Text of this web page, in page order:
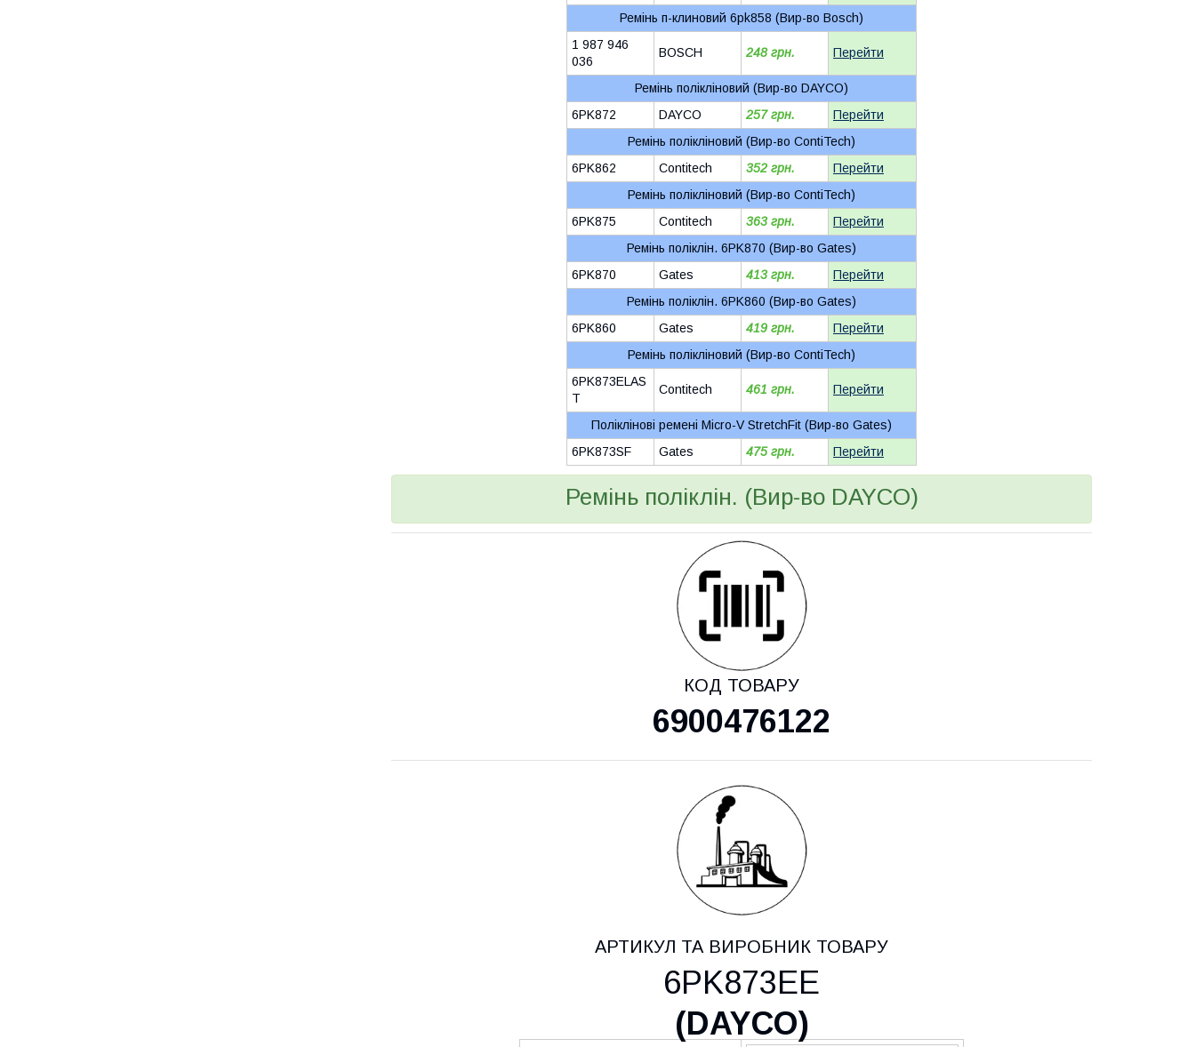
Ремінь п-клиновий 6pk858 (Вир-во Bosch)
1 987 946
036
BOSCH 248 грн. Перейти
Ремінь полікліновий (Вир-во DAYCO)
6PK872
DAYCO 257 грн.
Перейти
Ремінь полікліновий (Вир-во ContiTech)
6PK862
Contitech 352 грн.
Перейти
Ремінь полікліновий (Вир-во ContiTech)
6PK875
Contitech 363 грн.
Перейти
Ремінь поліклін. 6PK870 (Вир-во Gates)
6PK870
Gates 413 грн.
Перейти
Ремінь поліклін. 6PK860 (Вир-во Gates)
6PK860
Gates 419 грн.
Перейти
Ремінь полікліновий (Вир-во ContiTech)
6PK873ELAS
T
Contitech 461 грн. Перейти
Поліклінові ремені Micro-V StretchFit (Вир-во Gates)
6PK873SF
Gates 475 грн. Перейти
Ремінь поліклін. (Вир-во DAYCO)
КОД ТОВАРУ
6900476122
АРТИКУЛ ТА ВИРОБНИК ТОВАРУ
6PK873EE
(DAYCO)